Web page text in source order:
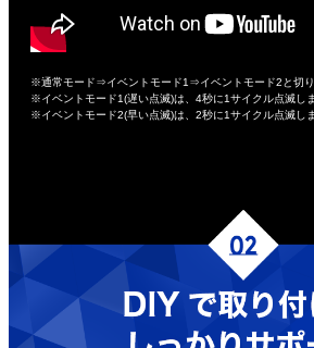
※通常モード⇒イベントモード1⇒イベントモード2と切り
※イベントモード1(遅い点滅)は、4秒に1サイクル点滅しま
※イベントモード2(早い点滅)は、2秒に1サイクル点滅しま